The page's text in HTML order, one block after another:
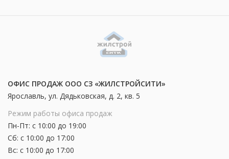
ОФИС ПРОДАЖ ООО СЗ «ЖИЛСТРОЙСИТИ»
Ярославль, ул. Дядьковская, д. 2, кв. 5
Режим работы офиса продаж
Пн-Пт: с 10:00 до 19:00
Сб: с 10:00 до 17:00
Вс: с 10:00 до 17:00